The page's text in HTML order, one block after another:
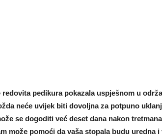
redovita pedikura pokazala uspješnom u
neće uvijek biti dovoljna za potpuno
se dogoditi već deset dana nakon
može pomoći da vaša stopala budu uredna